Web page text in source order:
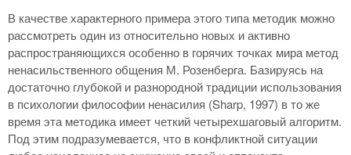
В качестве характерного примера этого типа методик можно
рассмотреть один из относительно новых и активно
распространяющихся особенно в горячих точках мира метод
ненасильственного общения М. Розенберга. Базируясь на
достаточно глубокой и разнородной традиции использования
в психологии философии ненасилия (Sharp, 1997) в то же
время эта методика имеет четкий четырехшаговый алгоритм.
Под этим подразумевается, что в конфликтной ситуации